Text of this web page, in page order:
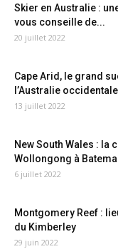
Skier en Australie :
vous conseille de...
20 juillet 2022
Cape Arid, le grand
l’Australie occidentale
13 juillet 2022
New South Wales : la
Wollongong à
6 juillet 2022
Montgomery Reef :
du Kimberley
29 juin 2022